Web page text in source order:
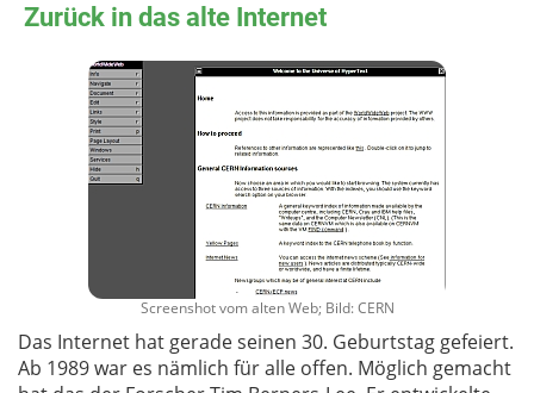
Zurück in das alte Internet
Screenshot vom alten Web; Bild: CERN
Das Internet hat gerade seinen 30. Geburtstag gefeiert.
Ab 1989 war es nämlich für alle offen. Möglich gemacht